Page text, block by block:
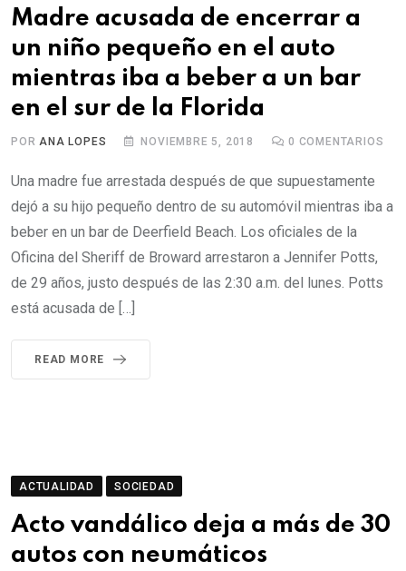
Madre acusada de encerrar a
un niño pequeño en el auto
mientras iba a beber a un bar
en el sur de la Florida
POR ANA LOPES NOVIEMBRE 5, 2018 0 COMENTARIOS
Una madre fue arrestada después de que supuestamente
dejó a su hijo pequeño dentro de su automóvil mientras iba a
beber en un bar de Deerfield Beach. Los oficiales de la
Oficina del Sheriff de Broward arrestaron a Jennifer Potts,
de 29 años, justo después de las 2:30 a.m. del lunes. Potts
está acusada de […]
READ MORE
ACTUALIDAD SOCIEDAD
Acto vandálico deja a más de 30
autos con neumáticos